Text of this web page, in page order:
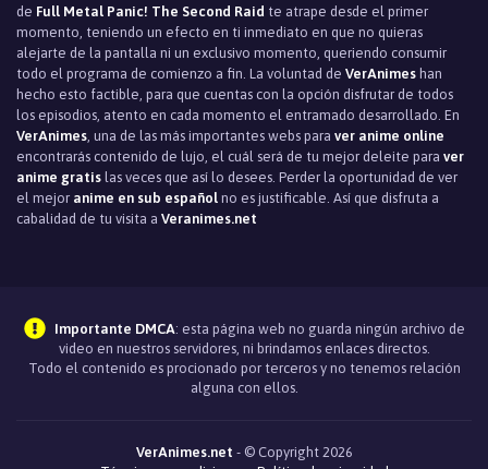
de Full Metal Panic! The Second Raid te atrape desde el primer
momento, teniendo un efecto en ti inmediato en que no quieras
alejarte de la pantalla ni un exclusivo momento, queriendo consumir
todo el programa de comienzo a fin. La voluntad de VerAnimes han
hecho esto factible, para que cuentas con la opción disfrutar de todos
los episodios, atento en cada momento el entramado desarrollado. En
VerAnimes , una de las más importantes webs para ver anime online
encontrarás contenido de lujo, el cuál será de tu mejor deleite para ver
anime gratis las veces que así lo desees. Perder la oportunidad de ver
el mejor anime en sub español no es justificable. Así que disfruta a
cabalidad de tu visita a Veranimes.net
Importante DMCA: esta página web no guarda ningún archivo de
video en nuestros servidores, ni brindamos enlaces directos.
Todo el contenido es procionado por terceros y no tenemos relación
alguna con ellos.
VerAnimes.net - © Copyright 2026